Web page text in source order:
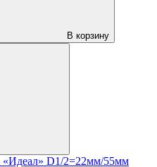
В корзину